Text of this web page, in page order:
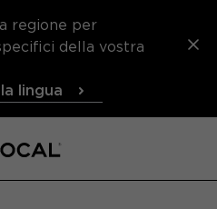
regione per
della vostra
lingua